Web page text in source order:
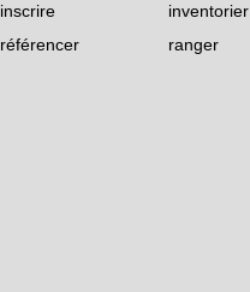
inscrire
inventorier
référencer
ranger